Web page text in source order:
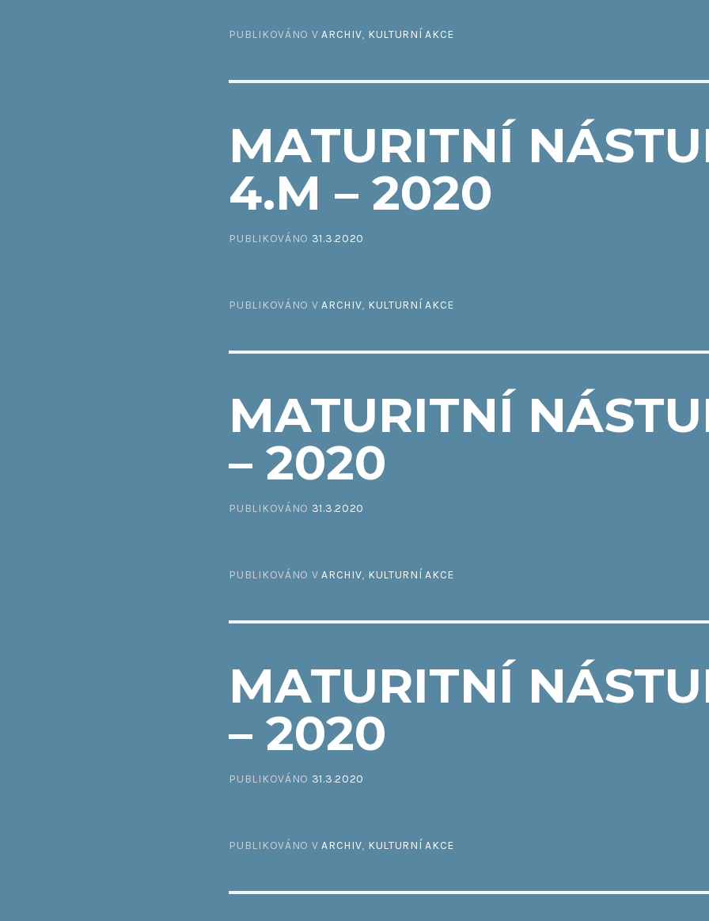
PUBLIKOVÁNO VARCHIV, KULTURNÍ AKCE
MATURITNÍ
4.M – 2020
PUBLIKOVÁNO 31.3.2020
PUBLIKOVÁNO VARCHIV, KULTURNÍ AKCE
MATURITNÍ
– 2020
PUBLIKOVÁNO 31.3.2020
PUBLIKOVÁNO VARCHIV, KULTURNÍ AKCE
MATURITNÍ
– 2020
PUBLIKOVÁNO 31.3.2020
PUBLIKOVÁNO VARCHIV, KULTURNÍ AKCE